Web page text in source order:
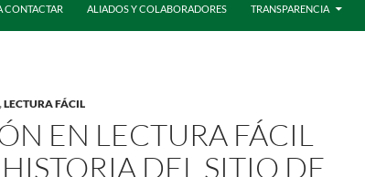
CONTACTAR ALIADOS Y COLABORADORES TRANSPARENCIA
,LECTURA FÁCIL
EN LECTURA FÁCIL
DEL SITIO DE